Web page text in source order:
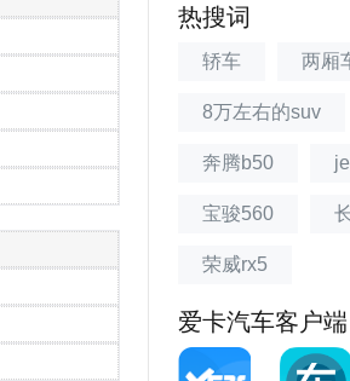
热搜词
轿车 两厢
8万左右的suv
奔腾b50
宝骏560
荣威rx5
爱卡汽车客户端